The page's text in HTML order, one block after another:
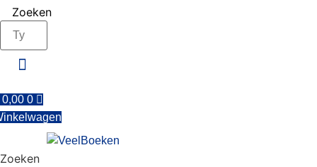
Zoeken
0,00 0
Zoeken